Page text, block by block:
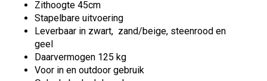
Zithoogte 45cm
Stapelbare uitvoering
Leverbaar in zwart, zand/beige, steenrood en
geel
Daarvermogen 125 kg
Voor in en outdoor gebruik